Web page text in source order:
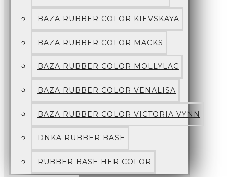
BAZA RUBBER COLOR KIEVSKAYA
BAZA RUBBER COLOR MACKS
BAZA RUBBER COLOR MOLLYLAC
BAZA RUBBER COLOR VENALISA
BAZA RUBBER COLOR VICTORIA VYNN
DNKA RUBBER BASE
RUBBER BASE HER COLOR